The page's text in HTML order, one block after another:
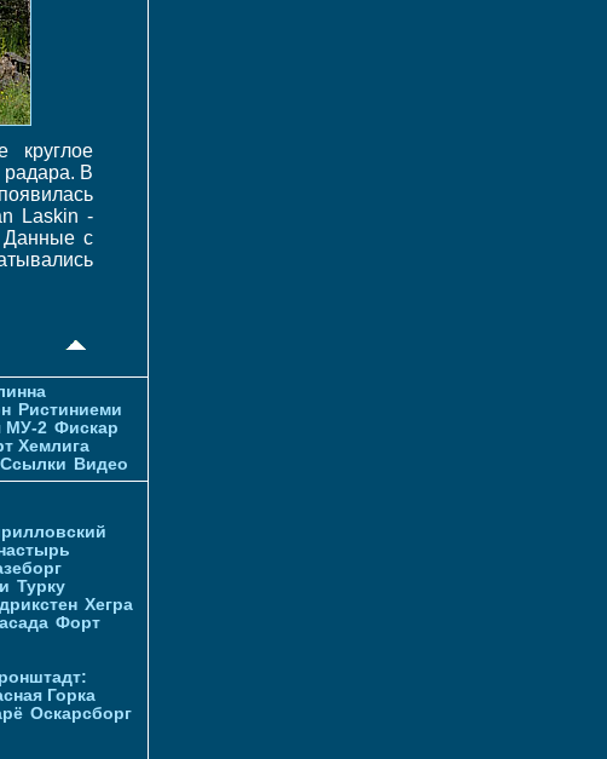
круглое
радара. В
Laskin -
Данные с
Ристиниеми
МУ-2 Фискар
Хемлига
Ссылки Видео
Турку
Хегра
Форт
Горка
Оскарсборг